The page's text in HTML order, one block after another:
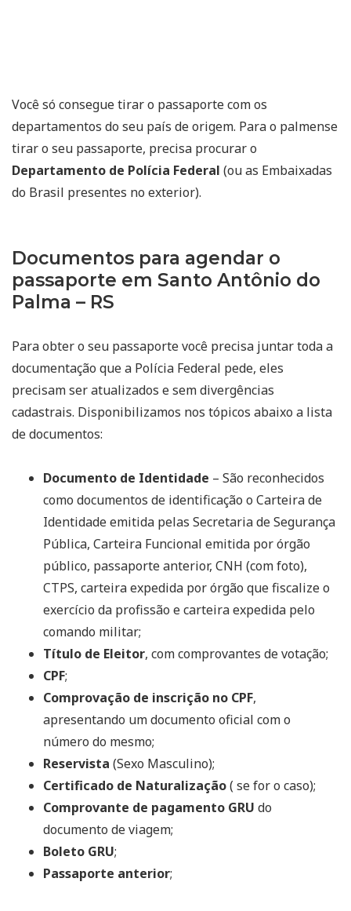
Você só consegue tirar o passaporte com os
departamentos do seu país de origem. Para o palmense
tirar o seu passaporte, precisa procurar o
Departamento de Polícia Federal (ou as Embaixadas
do Brasil presentes no exterior).
Documentos para agendar o
passaporte em Santo Antônio do
Palma – RS
Para obter o seu passaporte você precisa juntar toda a
documentação que a Polícia Federal pede, eles
precisam ser atualizados e sem divergências
cadastrais. Disponibilizamos nos tópicos abaixo a lista
de documentos:
Documento de Identidade – São reconhecidos
como documentos de identificação o Carteira de
Identidade emitida pelas Secretaria de Segurança
Pública, Carteira Funcional emitida por órgão
público, passaporte anterior, CNH (com foto),
CTPS, carteira expedida por órgão que fiscalize o
exercício da profissão e carteira expedida pelo
comando militar;
Título de Eleitor, com comprovantes de votação;
CPF;
Comprovação de inscrição no CPF,
apresentando um documento oficial com o
número do mesmo;
Reservista (Sexo Masculino);
Certificado de Naturalização( se for o caso);
Comprovante de pagamento GRU do
documento de viagem;
Boleto GRU;
Passaporte anterior;